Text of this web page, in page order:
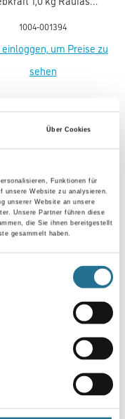
Über Cookies
Funktionen für
unsere Website zu analysieren.
unserer Website an unsere
Unsere Partner führen diese
die Sie ihnen bereitgestellt
gesammelt haben.
1004-001394
um Preise zu
sehen